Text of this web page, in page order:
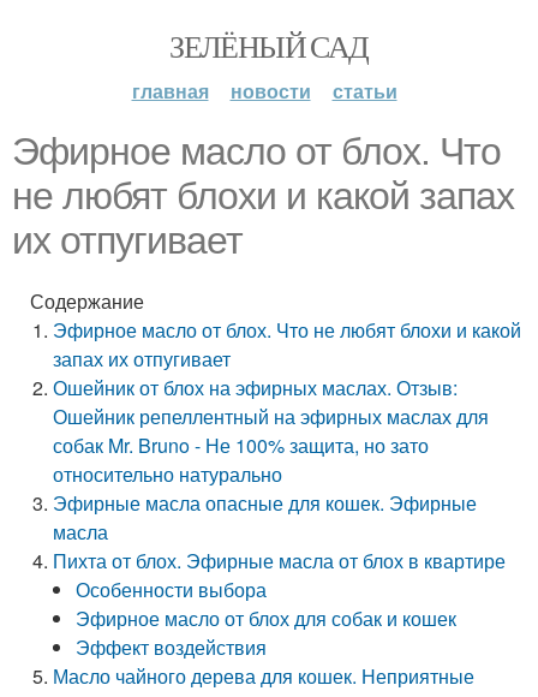
ЗЕЛЁНЫЙ САД
главная новости статьи
Эфирное масло от блох. Что
не любят блохи и какой запах
их отпугивает
Содержание
Эфирное масло от блох. Что не любят блохи и какой
запах их отпугивает
Ошейник от блох на эфирных маслах. Отзыв:
Ошейник репеллентный на эфирных маслах для
собак Mr. Bruno - Не 100% защита, но зато
относительно натурально
Эфирные масла опасные для кошек. Эфирные
масла
Пихта от блох. Эфирные масла от блох в квартире
Особенности выбора
Эфирное масло от блох для собак и кошек
Эффект воздействия
Масло чайного дерева для кошек. Неприятные